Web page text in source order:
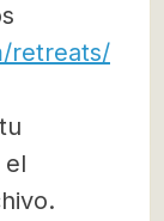
retreats/